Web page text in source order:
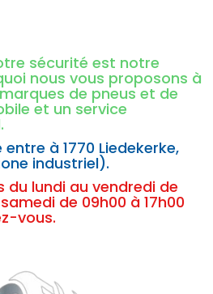
sécurité est notre
nous vous proposons à
de pneus et de
et un service
entre à 1770 Liedekerke,
industriel).
du lundi au vendredi de
de 09h00 à 17h00
vous.